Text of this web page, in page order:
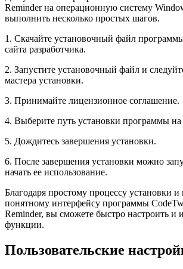
Reminder на операционную систему
выполнить несколько простых шагов.
1. Скачайте установочный файл
сайта разработчика.
2. Запустите установочный файл и
мастера установки.
3. Принимайте лицензионное соглашение.
4. Выберите путь установки программы на
5. Дождитесь завершения установки.
6. После завершения установки можно
начать ее использование.
Благодаря простому процессу установки
понятному интерфейсу программы
Reminder, вы сможете быстро настроить и
функции.
Пользовательские